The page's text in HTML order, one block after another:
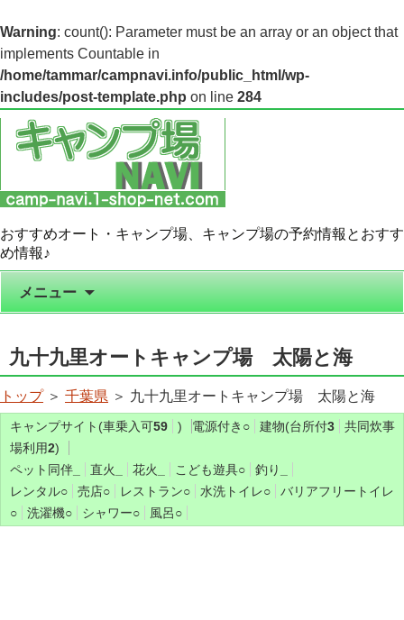
Warning: count(): Parameter must be an array or an object that
implements Countable in
/home/tammar/campnavi.info/public_html/wp-
includes/post-template.php on line 284
おすすめオート・キャンプ場、キャンプ場の予約情報とおすす
め情報♪
メニュー
九十九里オートキャンプ場 太陽と海
トップ＞ 千葉県 ＞ 九十九里オートキャンプ場 太陽と海
キャンプサイト(車乗入可59 ) 電源付き ○ 建物(台所付3
共同炊事
場利用2)
ペット同伴
直火 花火 こども遊具○ 釣り
レンタル○ 売店○ レストラン○ 水洗トイレ○
バリアフリートイレ
○
洗濯機○ シャワー○ 風呂○